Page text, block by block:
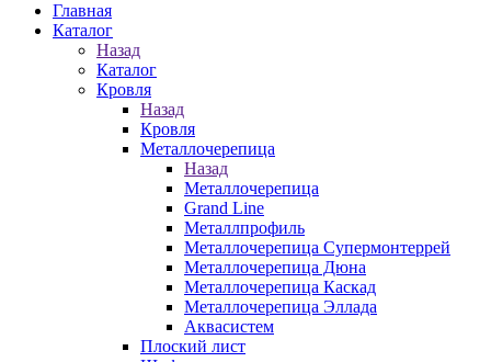
Главная
Каталог
Назад
Каталог
Кровля
Назад
Кровля
Металлочерепица
Назад
Металлочерепица
Grand Line
Металлпрофиль
Металлочерепица Супермонтеррей
Металлочерепица Дюна
Металлочерепица Каскад
Металлочерепица Эллада
Аквасистем
Плоский лист